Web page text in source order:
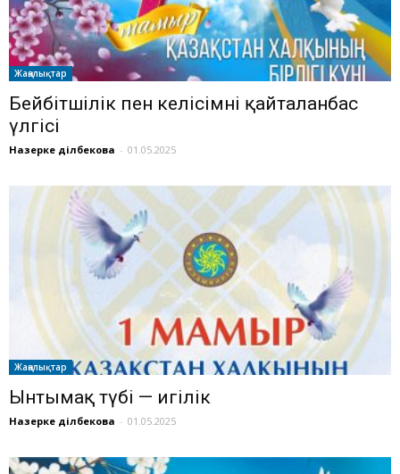
Жаңалықтар
Бейбітшілік пен келісімнің қайталанбас
үлгісі
Назерке Әділбекова - 01.05.2025
Жаңалықтар
Ынтымақ түбі — игілік
Назерке Әділбекова - 01.05.2025